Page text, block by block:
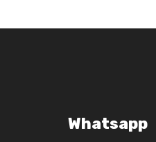
Whatsapp